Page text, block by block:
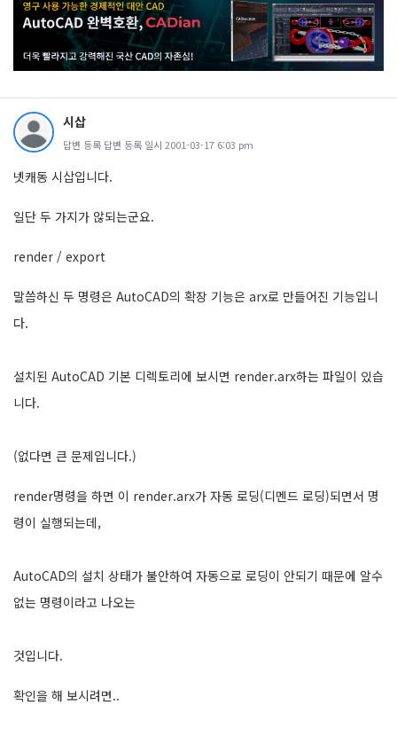
시삽
답변 등록 답변 등록 일시 2001-03-17 6:03 pm
넷캐동 시삽입니다.
일단 두 가지가 않되는군요.
render / export
말씀하신 두 명령은 AutoCAD의 확장 기능은 arx로 만들어진 기능입니
다.
설치된 AutoCAD 기본 디렉토리에 보시면 render.arx하는 파일이 있습
니다.
(없다면 큰 문제입니다.)
render명령을 하면 이 render.arx가 자동 로딩(디멘드 로딩)되면서 명
령이 실행되는데,
AutoCAD의 설치 상태가 불안하여 자동으로 로딩이 안되기 때문에 알수
없는 명령이라고 나오는
것입니다.
확인을 해 보시려면..